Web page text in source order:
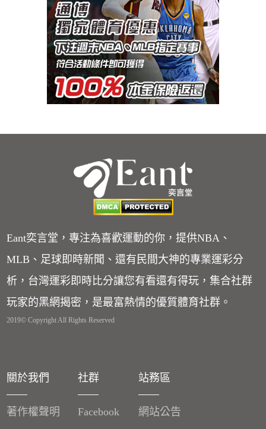
Eant奕言堂，專注為喜歡運動的你，提供NBA、
MLB、足球即時新聞、還有民間大神的專業運彩分
析，台灣運彩即時比分讓您有看還有得玩，集合社群
玩家的黑網揭密，是最富熱情的優質體育社群。
2019© Copyright All Rights Reserved
關於我們
著作權聲明
社群
Facebook
站務區
網站公告